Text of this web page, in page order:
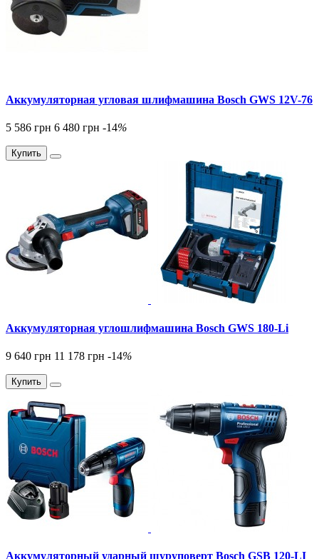
Аккумуляторная угловая шлифмашина Bosch GWS 12V-76
5 586 грн 6 480 грн -14%
Купить
Аккумуляторная углошлифмашина Bosch GWS 180-Li
9 640 грн 11 178 грн -14%
Купить
Аккумуляторный ударный шуруповерт Bosch GSB 120-LI